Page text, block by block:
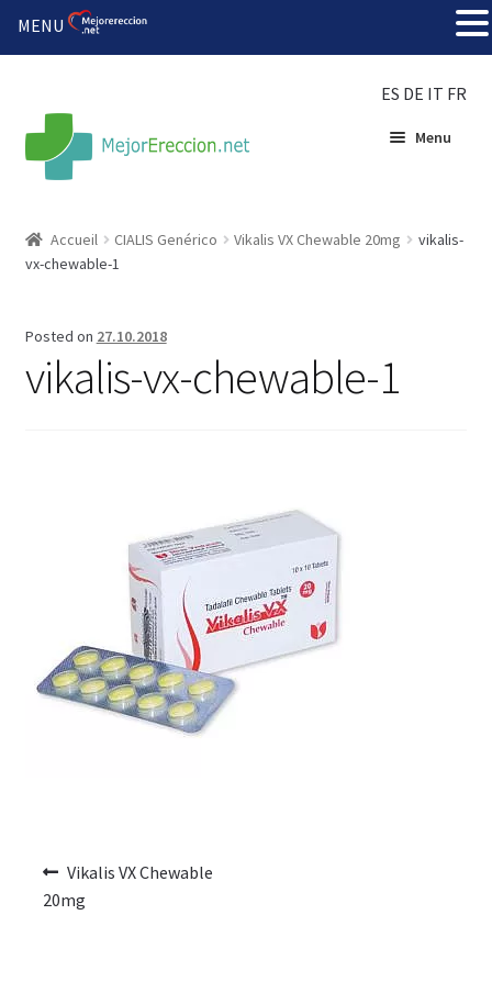
ES DE IT FR
Menu
Roue de la fortune
Organiser une fête
Solution bon marché
Comment choisir?
Base de données de produits
Blogue
Accueil CIALIS Genérico Vikalis VX Chewable 20mg
vikalis-
vx-chewable-1
Posted on 27.10.2018
vikalis-vx-chewable-1
Vikalis VX Chewable
20mg
MENU